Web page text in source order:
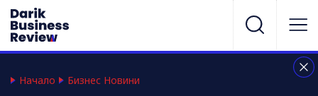
Начало
Бизнес Новини